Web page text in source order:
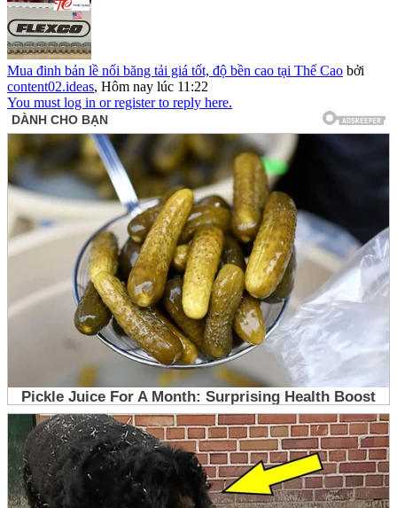
Mua đinh bản lề nối băng tải giá tốt, độ bền cao tại Thế Cao bởi
content02.ideas, Hôm nay lúc 11:22
You must log in or register to reply here.